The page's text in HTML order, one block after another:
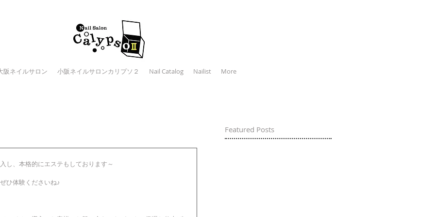
阪ネイルサロン 小阪ネイルサロンカリプソ２ Nail Catalog Nailist More
Featured Posts
し、本格的にエステもしております～
ひ体験くださいね♪